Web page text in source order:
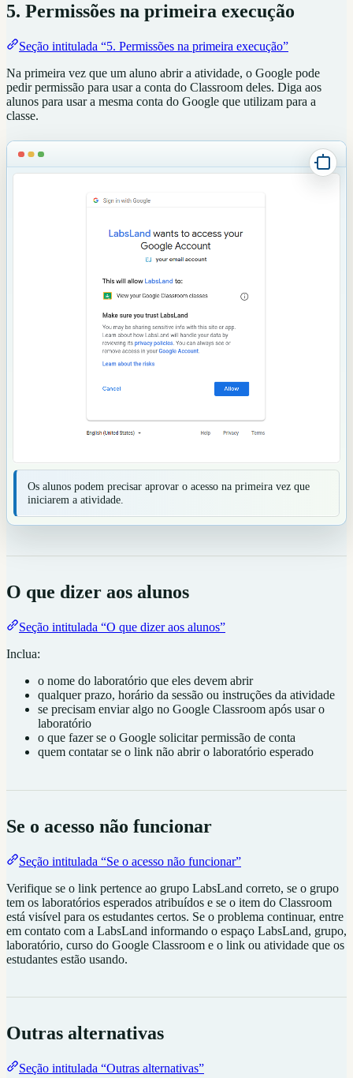
5. Permissões na primeira execução
Seção intitulada “5. Permissões na primeira execução”
Na primeira vez que um aluno abrir a atividade, o Google pode
pedir permissão para usar a conta do Classroom deles. Diga aos
alunos para usar a mesma conta do Google que utilizam para a
classe.
Os alunos podem precisar aprovar o acesso na primeira vez que
iniciarem a atividade.
O que dizer aos alunos
Seção intitulada “O que dizer aos alunos”
Inclua:
o nome do laboratório que eles devem abrir
qualquer prazo, horário da sessão ou instruções da atividade
se precisam enviar algo no Google Classroom após usar o
laboratório
o que fazer se o Google solicitar permissão de conta
quem contatar se o link não abrir o laboratório esperado
Se o acesso não funcionar
Seção intitulada “Se o acesso não funcionar”
Verifique se o link pertence ao grupo LabsLand correto, se o grupo
tem os laboratórios esperados atribuídos e se o item do Classroom
está visível para os estudantes certos. Se o problema continuar, entre
em contato com a LabsLand informando o espaço LabsLand, grupo,
laboratório, curso do Google Classroom e o link ou atividade que os
estudantes estão usando.
Outras alternativas
Seção intitulada “Outras alternativas”